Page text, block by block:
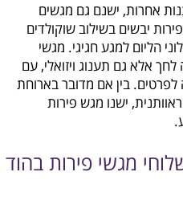
אחרות, ישנם גם מגשים
יבשים בשילוב שוקולדים
הליום למגע חגיגי. מגשי
אלא גם תענוג ויזואלי, עם
לפרטים. בין אם מדובר בארוחת
ישנו מגש פירות
מגשי פירות בהוד